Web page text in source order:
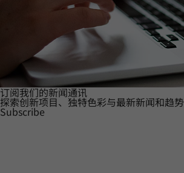
订阅我们的新闻通讯
探索创新项目、独特色彩与最新新闻和趋势
Subscribe